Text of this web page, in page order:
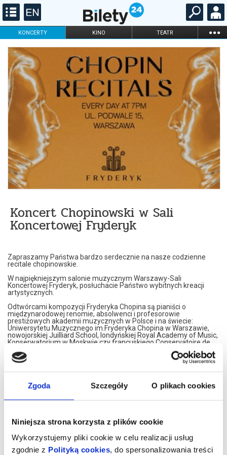
Zgoda Szczegóły O plikach cookies
Niniejsza strona korzysta z plików cookie
Wykorzystujemy pliki cookie w celu realizacji usług
zgodnie z Polityką cookies, do spersonalizowania treści
KONCERTY KINO TEATR ...
FILHARMONIA OPERA I BALET
DLA DZIECI
ONLINE KARNETY
Koncert Chopinowski w Sali
Koncertowej Fryderyk
Zapraszamy Państwa bardzo serdecznie na nasze codzienne
recitale chopinowskie.
W najpiękniejszym salonie muzycznym Warszawy-Sali
Koncertowej Fryderyk, posłuchacie Państwo wybitnych kreacji
artystycznych.
Odtwórcami kompozycji Fryderyka Chopina są pianiści o
międzynarodowej renomie, absolwenci i profesorowie
prestiżowych akademii muzycznych w Polsce i na świecie:
Uniwersytetu Muzycznego im.Fryderyka Chopina w Warszawie,
nowojorskiej Juilliard School, londyńskiej Royal Academy of Music,
Konserwatorium w Moskwie czy francuskiego Conservatoire de
Nasi artyści przedstawiają własne interpretacje utworów
Fryderyka Chopina. W programie znajdą Państwo najsłynniejsze
Artyści graja na znakomitym, koncertowym fortepianie Steinway,
należącym do najbardziej uznawanej marki na świecie.
inspirowane jest XIX wiekiem, stąd eleganckie, kryształowe
żyrandole i stylowe dodatki XIX wiecznych designerów. Sala
Koncertowa Fryderyk została uznana za najpiękniejszą sale
kameralną w Warszawie.